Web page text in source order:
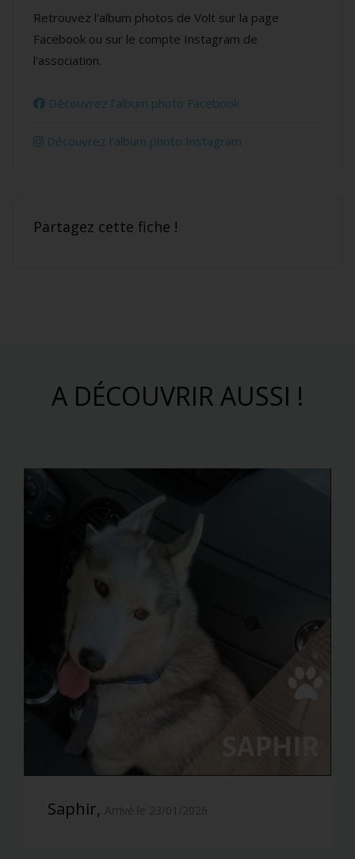
Retrouvez l'album photos de Volt sur la page
Facebook ou sur le compte Instagram de
l'association.
Découvrez l'album photo Facebook
Découvrez l'album photo Instagram
Partagez cette fiche !
A DÉCOUVRIR AUSSI !
Saphir, Arrivé le 23/01/2026